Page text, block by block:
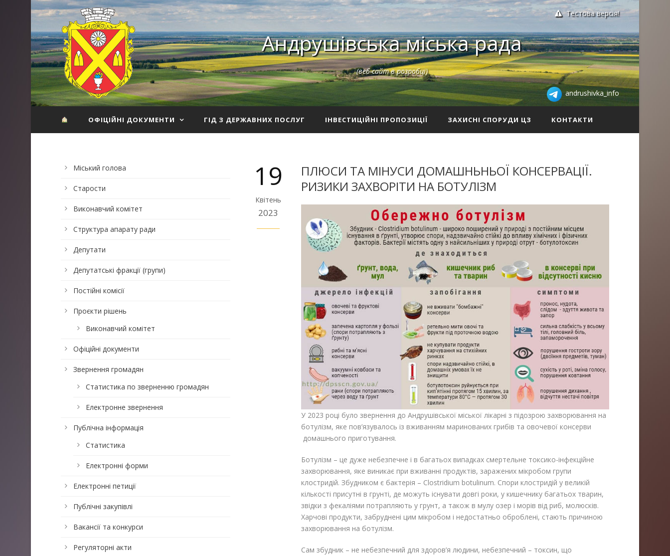
Тестова версія!
Андрушівська міська рада
(веб-сайт в розробці)
andrushivka_info
ОФІЦІЙНІ ДОКУМЕНТИ ГІД З ДЕРЖАВНИХ ПОСЛУГ ІНВЕСТИЦІЙНІ ПРОПОЗИЦІЇ ЗАХИСНІ СПОРУДИ ЦЗ КОНТАКТИ
19
Квітень
2023
ПЛЮСИ ТА МІНУСИ ДОМАШНЬНЬОЇ КОНСЕРВАЦІЇ.
РИЗИКИ ЗАХВОРІТИ НА БОТУЛІЗМ
У 2023 році було звернення до Андрушівської міської лікарні з підозрою захворювання на
ботулізм, яке пов’язувалось із вживанням маринованих грибів та овочевої консерви
домашнього приготування.
Ботулізм – це дуже небезпечне і в багатьох випадках смертельне токсико-інфекційне
захворювання, яке виникає при вживанні продуктів, заражених мікробом групи
клостридій. Збудником є бактерія – Clostridium botulinum. Спори клостридій у великій
кількості присутні в грунті, де можуть існувати довгі роки, у кишечнику багатьох тварин,
звідки з фекаліями потрапляють у грунт, а також в мулу озер і морів від риб, молюсків.
Харчові продукти, забруднені цим мікробом і недостатньо оброблені, стають причиною
захворювання на ботулізм.
Сам збудник – не небезпечний для здоров’я людини, небезпечний – токсин, що
Міський голова
Старости
Виконавчий комітет
Структура апарату ради
Депутати
Депутатські фракції (групи)
Постійні комісії
Проєкти рішень
Виконавчий комітет
Офіційні документи
Звернення громадян
Статистика по зверненню громадян
Електронне звернення
Публічна інформація
Статистика
Електронні форми
Електронні петиції
Публічні закупівлі
Вакансії та конкурси
Регуляторні акти